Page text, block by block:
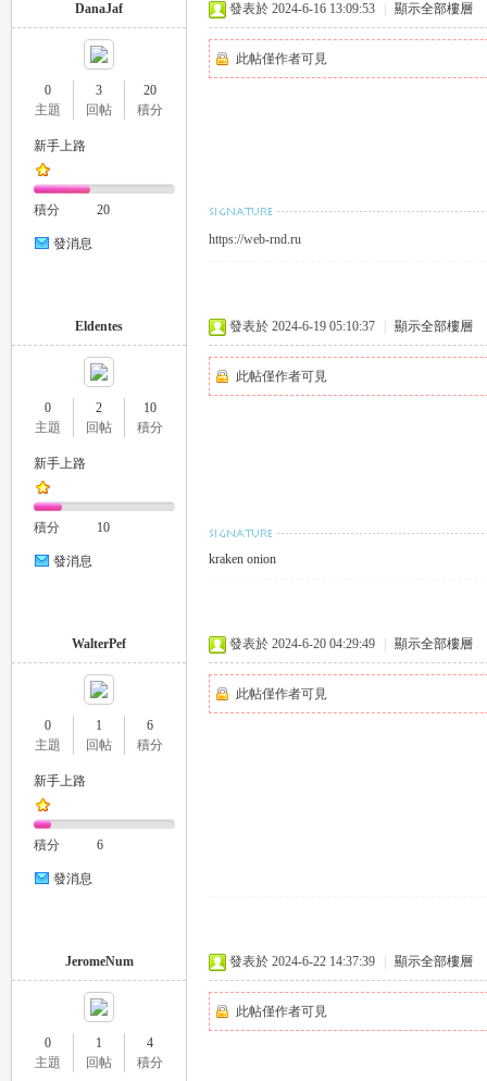
DanaJaf
0
主題
3
回帖
20
積分
新手上路
積分 20
發消息
發表於 2024-6-16 13:09:53 顯示全部樓層
此帖僅作者可見
https://web-rnd.ru
Eldentes
0
主題
2
回帖
10
積分
新手上路
積分 10
發消息
發表於 2024-6-19 05:10:37 顯示全部樓層
此帖僅作者可見
kraken onion
WalterPef
0
主題
1
回帖
6
積分
新手上路
積分 6
發消息
發表於 2024-6-20 04:29:49 顯示全部樓層
此帖僅作者可見
JeromeNum
0
主題
1
回帖
4
積分
發表於 2024-6-22 14:37:39 顯示全部樓層
此帖僅作者可見